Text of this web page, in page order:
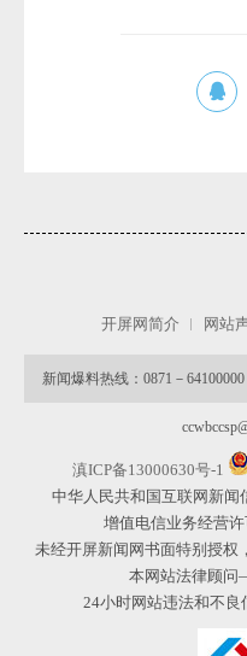
开屏网简介 网站
新闻爆料热线：0871－
滇ICP备13000630号-1
中华人民共和国互联网新闻
增值电信业务经营
未经开屏新闻网书面特别授权
本网站法律顾
24小时网站违法和不良